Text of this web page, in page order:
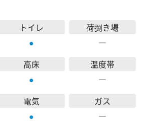
トイレ
●
荷捌き場
―
高床
●
温度帯
―
電気
●
ガス
―